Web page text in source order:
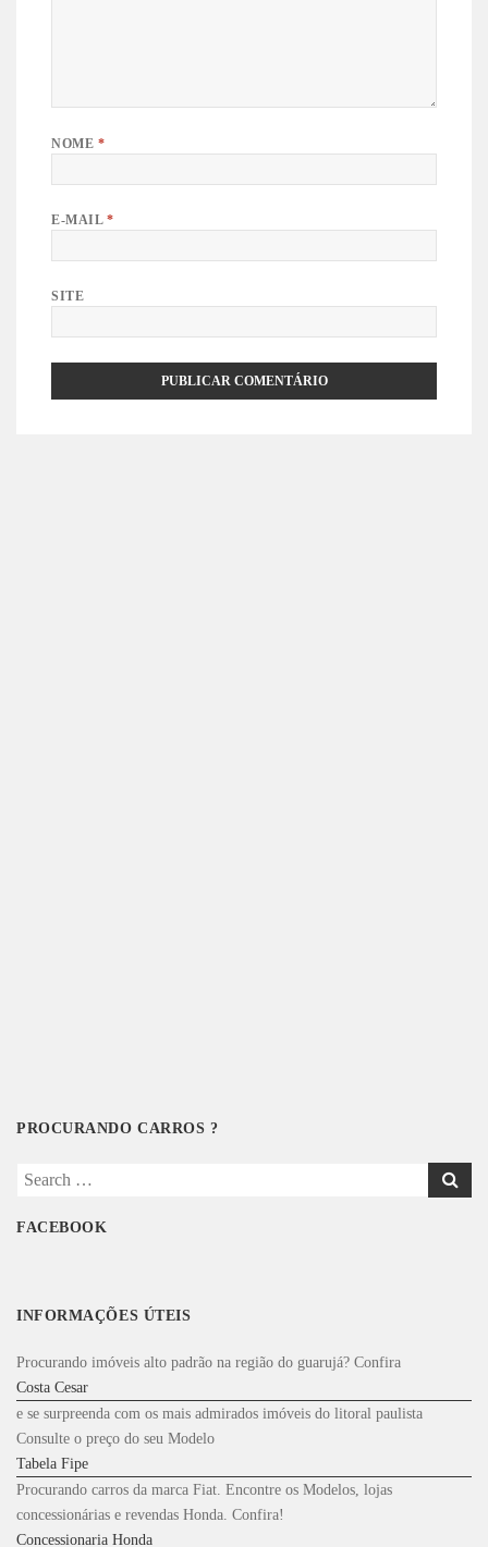
NOME *
E-MAIL *
SITE
PROCURANDO CARROS ?
Search
FACEBOOK
INFORMAÇÕES ÚTEIS
Procurando imóveis alto padrão na região do guarujá? Confira
Costa Cesar
e se surpreenda com os mais admirados imóveis do litoral paulista
Consulte o preço do seu Modelo
Tabela Fipe
Procurando carros da marca Fiat. Encontre os Modelos, lojas
concessionárias e revendas Honda. Confira!
Concessionaria Honda